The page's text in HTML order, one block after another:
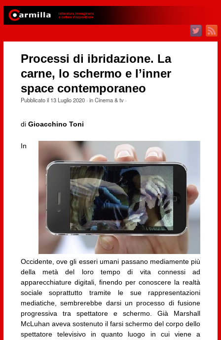
Processi di ibridazione. La
carne, lo schermo e l’inner
space contemporaneo
Pubblicato il 13 Luglio 2020· inCinema & tv·
di Gioacchino Toni
In
Occidente, ove gli esseri umani passano mediamente più
della metà del loro tempo di vita connessi ad
apparecchiature digitali, finendo per conoscere la realtà
sociale soprattutto tramite le sue rappresentazioni
mediatiche, sembrerebbe darsi un processo di fusione
progressiva tra spettatore e schermo. Già Marshall
McLuhan aveva sostenuto il farsi schermo del corpo dello
spettatore televisivo in quanto luogo in cui viene a